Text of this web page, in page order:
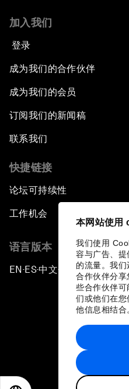
本网站使用
我们使用
容与广告、提
的流量。我
合作伙伴分
些合作伙伴
们或他们在
他信息相结合
加入我们
登录
成为我们的合作伙伴
成为我们的会员
订阅我们的新闻稿
联系我们
快捷链接
论坛可持续性
工作机会
语言版本
EN ▪ES▪中文▪ 日本語
站